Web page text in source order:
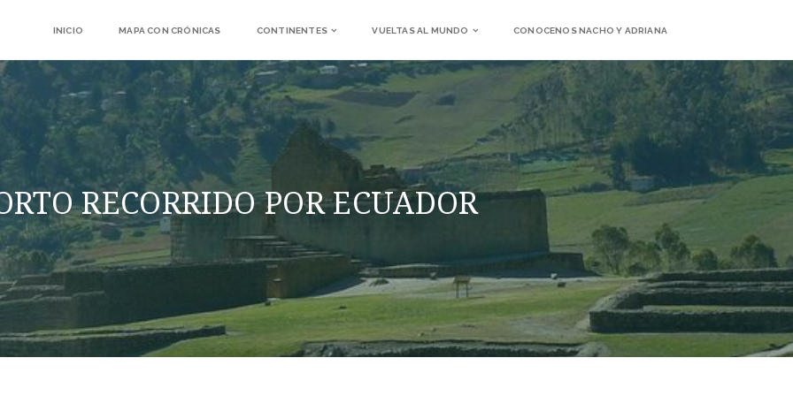
INICIO MAPA CON CRÓNICAS CONTINENTES VUELTAS AL MUNDO CONOCENOS NACHO Y ADRIANA
RECORRIDO POR ECUADOR